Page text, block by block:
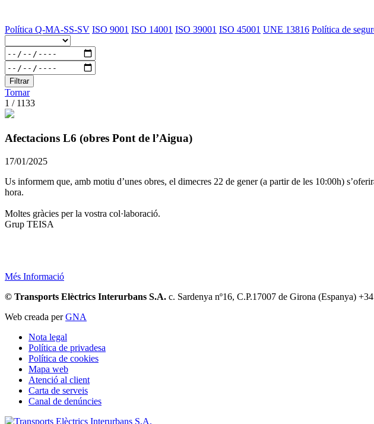
Política Q-MA-SS-SV ISO 9001 ISO 14001 ISO 39001 ISO 45001 UNE 13816 Política de
Filtrar
Tornar
1 / 1133
Afectacions L6 (obres Pont de l’Aigua)
17/01/2025
Us informem que, amb motiu d’unes obres, el dimecres 22 de gener (a partir de les 10:00h)
hora.
Moltes gràcies per la vostra col·laboració.
Grup TEISA
Més Informació
© Transports Elèctrics Interurbans S.A. c. Sardenya nº16, C.P.17007 de Girona (Espanya)
Web creada perGNA
Nota legal
Política de privadesa
Política de cookies
Mapa web
Atenció al client
Carta de serveis
Canal de denúncies